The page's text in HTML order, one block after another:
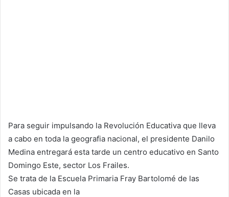
Para seguir impulsando la Revolución Educativa que lleva
a cabo en toda la geografia nacional, el presidente Danilo
Medina entregará esta tarde un centro educativo en Santo
Domingo Este, sector Los Frailes.
Se trata de la Escuela Primaria Fray Bartolomé de las
Casas ubicada en la